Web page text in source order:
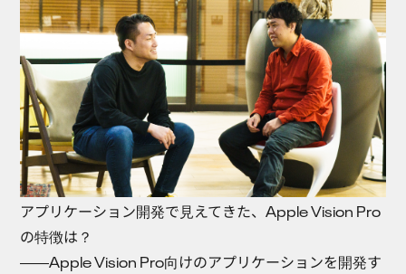
アプリケーション開発で見えてきた、Apple Vision Pro
の特徴は？
――Apple Vision Pro向けのアプリケーションを開発す